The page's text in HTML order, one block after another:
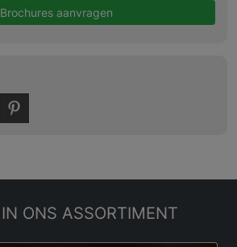
Brochures aanvragen
IN ONS ASSORTIMENT